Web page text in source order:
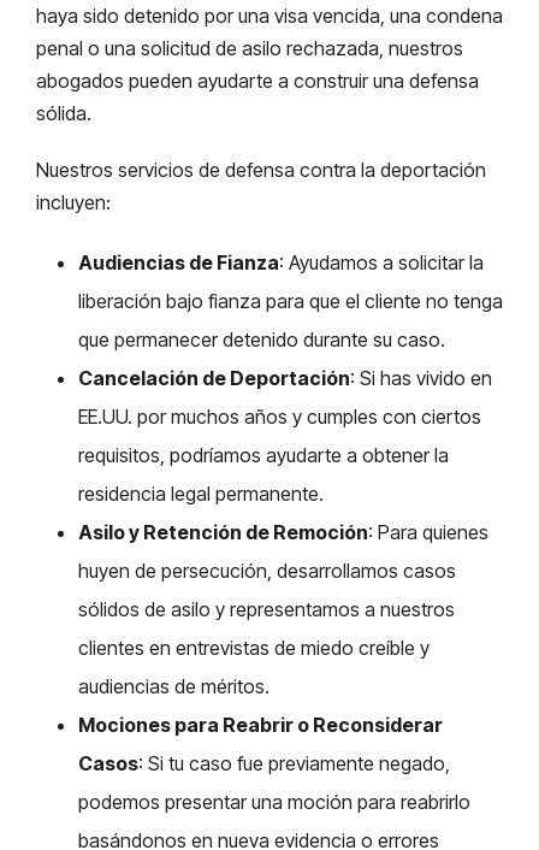
haya sido detenido por una visa vencida, una condena
penal o una solicitud de asilo rechazada, nuestros
abogados pueden ayudarte a construir una defensa
sólida.
Nuestros servicios de defensa contra la deportación
incluyen:
Audiencias de Fianza: Ayudamos a solicitar la
liberación bajo fianza para que el cliente no tenga
que permanecer detenido durante su caso.
Cancelación de Deportación: Si has vivido en
EE.UU. por muchos años y cumples con ciertos
requisitos, podríamos ayudarte a obtener la
residencia legal permanente.
Asilo y Retención de Remoción: Para quienes
huyen de persecución, desarrollamos casos
sólidos de asilo y representamos a nuestros
clientes en entrevistas de miedo creíble y
audiencias de méritos.
Mociones para Reabrir o Reconsiderar
Casos: Si tu caso fue previamente negado,
podemos presentar una moción para reabrirlo
basándonos en nueva evidencia o errores